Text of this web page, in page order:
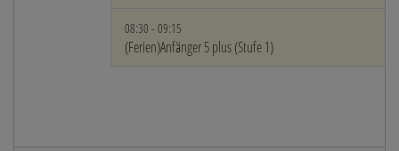
08:30 - 09:15
(Ferien)Anfänger 5 plus (Stufe 1)